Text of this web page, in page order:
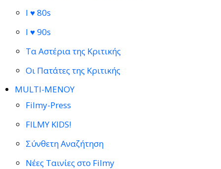
I ♥ 80s
I ♥ 90s
Τα Αστέρια της Κριτικής
Οι Πατάτες της Κριτικής
MULTI-ΜΕΝΟΥ
Filmy-Press
FILMY KIDS!
Σύνθετη Αναζήτηση
Νέες Ταινίες στο Filmy